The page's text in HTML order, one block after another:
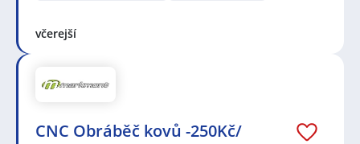
včerejší
CNC Obráběč kovů -250Kč/